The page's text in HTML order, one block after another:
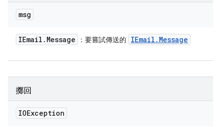
msg
IEmail . Message ：要嘗試傳送的 IEmail . Message
擲回
IOException